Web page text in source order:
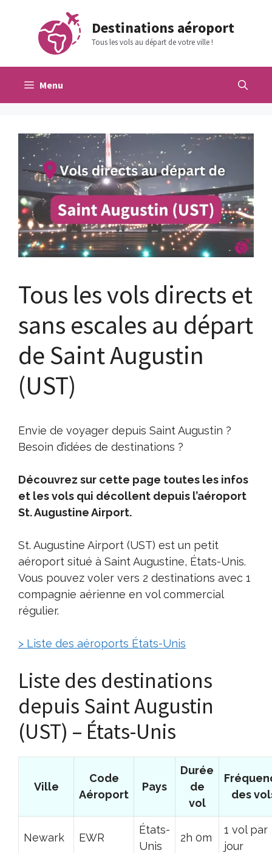
contenu
Destinations aéroport
Tous les vols au départ de votre ville !
Menu
Tous les vols directs et
sans escales au départ
de Saint Augustin
(UST)
Envie de voyager depuis Saint Augustin ?
Besoin d’idées de destinations ?
Découvrez sur cette page toutes les infos
et les vols qui décollent depuis l’aéroport
St. Augustine Airport.
St. Augustine Airport (UST) est un petit
aéroport situé à Saint Augustine, États-Unis.
Vous pouvez voler vers 2 destinations avec 1
compagnie aérienne en vol commercial
régulier.
> Liste des aéroports États-Unis
Liste des destinations
depuis Saint Augustin
(UST) – États-Unis
Ville
Code
Aéroport
Pays
Durée
de
vol
des
Newark EWR
États-
Unis
2h 0m
1 vol par
jour